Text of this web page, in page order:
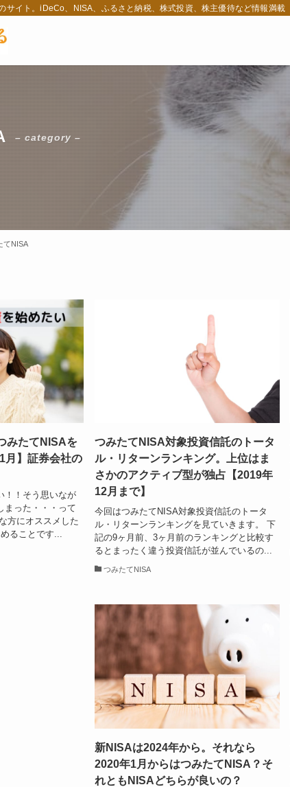
サイト。iDeCo、NISA、ふるさと納税、株式投資、株主優待など情報満載
– category –
てNISA
みたてNISAを
月】証券会社の
！！そう思いなが
まった・・・って
方にオススメした
ることです...
つみたてNISA対象投資信託のトータ
ル・リターンランキング。上位はま
さかのアクティブ型が独占【2019年
12月まで】
今回はつみたてNISA対象投資信託のトータ
ル・リターンランキングを見ていきます。 下
記の9ヶ月前、3ヶ月前のランキングと比較す
るとまったく違う投資信託が並んでいるの...
つみたてNISA
新NISAは2024年から。それなら
2020年1月からはつみたてNISA？そ
れともNISAどちらが良いの？